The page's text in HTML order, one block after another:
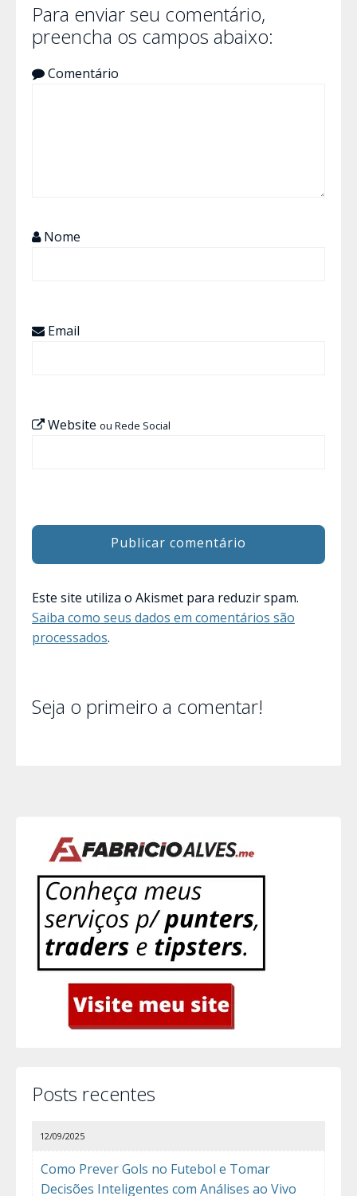
Para enviar seu comentário,
preencha os campos abaixo:
Comentário
Nome
Email
Website ou Rede Social
Este site utiliza o Akismet para reduzir spam.
Saiba como seus dados em comentários são
processados.
Seja o primeiro a comentar!
Posts recentes
Como Prever Gols no Futebol e Tomar
Decisões Inteligentes com Análises ao Vivo
12/09/2025